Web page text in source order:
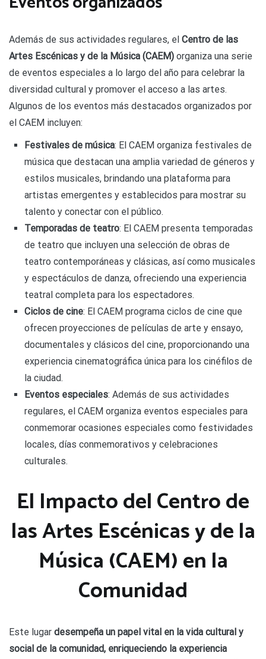
Además de sus actividades regulares, el Centro de las
Artes Escénicas y de la Música (CAEM) organiza una serie
de eventos especiales a lo largo del año para celebrar la
diversidad cultural y promover el acceso a las artes.
Algunos de los eventos más destacados organizados por
el CAEM incluyen:
Festivales de música: El CAEM organiza festivales de
música que destacan una amplia variedad de géneros y
estilos musicales, brindando una plataforma para
artistas emergentes y establecidos para mostrar su
talento y conectar con el público.
Temporadas de teatro: El CAEM presenta temporadas
de teatro que incluyen una selección de obras de
teatro contemporáneas y clásicas, así como musicales
y espectáculos de danza, ofreciendo una experiencia
teatral completa para los espectadores.
Ciclos de cine: El CAEM programa ciclos de cine que
ofrecen proyecciones de películas de arte y ensayo,
documentales y clásicos del cine, proporcionando una
experiencia cinematográfica única para los cinéfilos de
la ciudad.
Eventos especiales: Además de sus actividades
regulares, el CAEM organiza eventos especiales para
conmemorar ocasiones especiales como festividades
locales, días conmemorativos y celebraciones
culturales.
El Impacto del Centro de
las Artes Escénicas y de la
Música (CAEM) en la
Comunidad
Este lugar desempeña un papel vital en la vida cultural y
social de la comunidad, enriqueciendo la experiencia